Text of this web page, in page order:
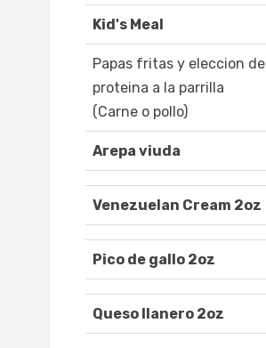
Kid's Meal
Papas fritas y eleccion de
proteina a la parrilla
(Carne o pollo)
Arepa viuda
Venezuelan Cream 2oz
Pico de gallo 2oz
Queso llanero 2oz